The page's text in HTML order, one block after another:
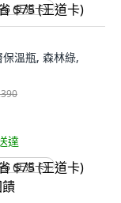
(王道卡)
溫瓶, 森林綠,
達
(王道卡)